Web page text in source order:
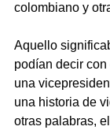
colombiano y
Aquello
podían decir
una
una historia de
otras palabras,